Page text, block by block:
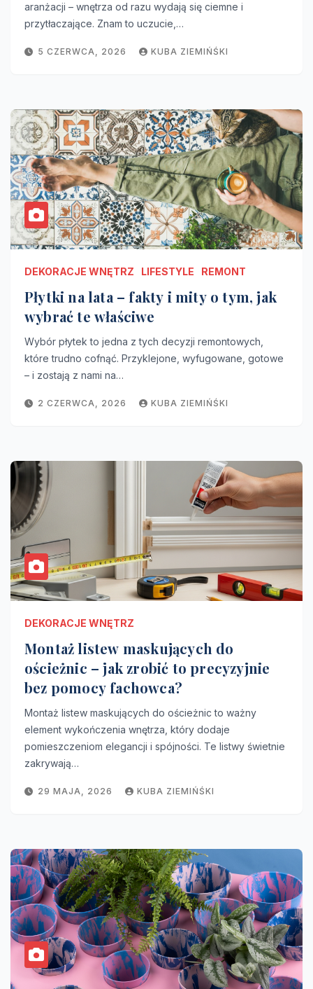
aranżacji – wnętrza od razu wydają się ciemne i
przytłaczające. Znam to uczucie,…
5 CZERWCA, 2026 KUBA ZIEMIŃŚKI
DEKORACJE WNĘTRZ LIFESTYLE REMONT
Płytki na lata – fakty i mity o tym, jak
wybrać te właściwe
Wybór płytek to jedna z tych decyzji remontowych,
które trudno cofnąć. Przyklejone, wyfugowane, gotowe
– i zostają z nami na…
2 CZERWCA, 2026 KUBA ZIEMIŃŚKI
DEKORACJE WNĘTRZ
Montaż listew maskujących do
ościeżnic – jak zrobić to precyzyjnie
bez pomocy fachowca?
Montaż listew maskujących do ościeżnic to ważny
element wykończenia wnętrza, który dodaje
pomieszczeniom elegancji i spójności. Te listwy świetnie
zakrywają…
29 MAJA, 2026 KUBA ZIEMIŃŚKI